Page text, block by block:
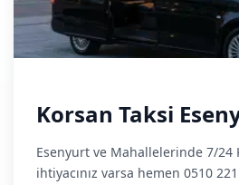
Korsan Taksi
Esenyurt ve Mahallelerinde 7/24
ihtiyacınız varsa hemen 0510